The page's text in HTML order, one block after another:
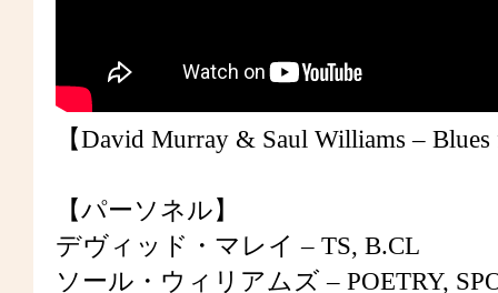
【David Murray & Saul Williams –
【パーソネル】
デヴィッド・マレイ – TS, B.CL
ソール・ウィリアムズ – POETRY,